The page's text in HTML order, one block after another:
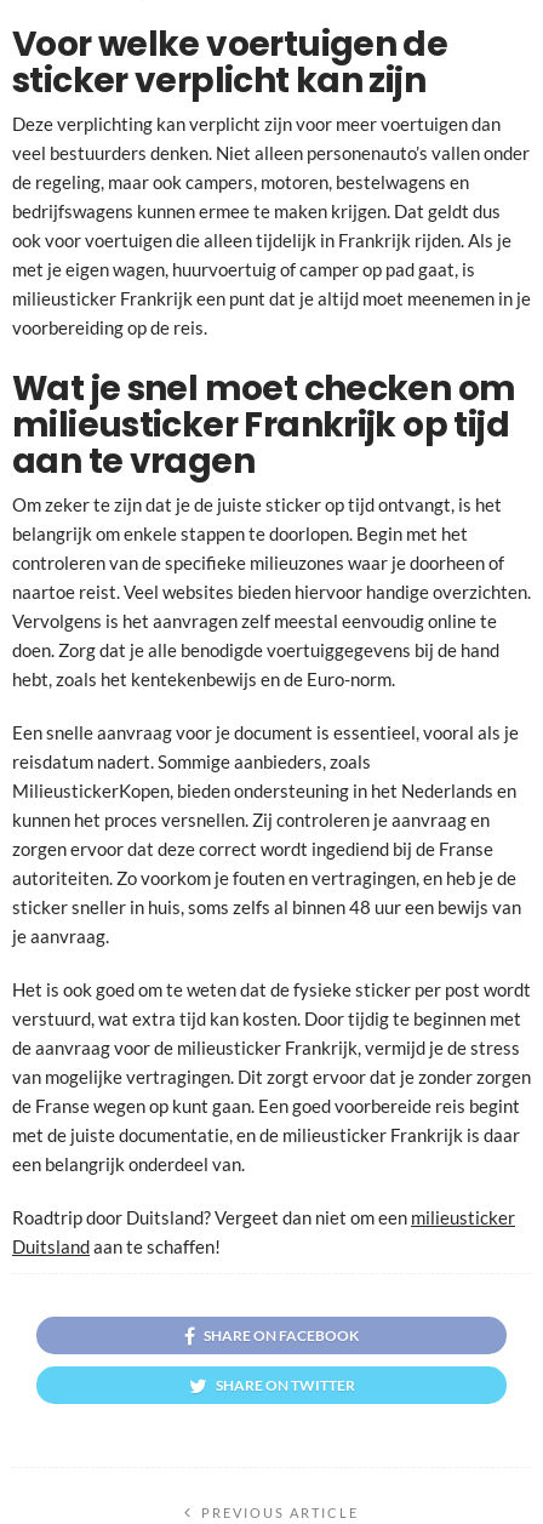
Voor welke voertuigen de
sticker verplicht kan zijn
Deze verplichting kan verplicht zijn voor meer voertuigen dan
veel bestuurders denken. Niet alleen personenauto’s vallen onder
de regeling, maar ook campers, motoren, bestelwagens en
bedrijfswagens kunnen ermee te maken krijgen. Dat geldt dus
ook voor voertuigen die alleen tijdelijk in Frankrijk rijden. Als je
met je eigen wagen, huurvoertuig of camper op pad gaat, is
milieusticker Frankrijk een punt dat je altijd moet meenemen in je
voorbereiding op de reis.
Wat je snel moet checken om
milieusticker Frankrijk op tijd
aan te vragen
Om zeker te zijn dat je de juiste sticker op tijd ontvangt, is het
belangrijk om enkele stappen te doorlopen. Begin met het
controleren van de specifieke milieuzones waar je doorheen of
naartoe reist. Veel websites bieden hiervoor handige overzichten.
Vervolgens is het aanvragen zelf meestal eenvoudig online te
doen. Zorg dat je alle benodigde voertuiggegevens bij de hand
hebt, zoals het kentekenbewijs en de Euro-norm.
Een snelle aanvraag voor je document is essentieel, vooral als je
reisdatum nadert. Sommige aanbieders, zoals
MilieustickerKopen, bieden ondersteuning in het Nederlands en
kunnen het proces versnellen. Zij controleren je aanvraag en
zorgen ervoor dat deze correct wordt ingediend bij de Franse
autoriteiten. Zo voorkom je fouten en vertragingen, en heb je de
sticker sneller in huis, soms zelfs al binnen 48 uur een bewijs van
je aanvraag.
Het is ook goed om te weten dat de fysieke sticker per post wordt
verstuurd, wat extra tijd kan kosten. Door tijdig te beginnen met
de aanvraag voor de milieusticker Frankrijk, vermijd je de stress
van mogelijke vertragingen. Dit zorgt ervoor dat je zonder zorgen
de Franse wegen op kunt gaan. Een goed voorbereide reis begint
met de juiste documentatie, en de milieusticker Frankrijk is daar
een belangrijk onderdeel van.
Roadtrip door Duitsland? Vergeet dan niet om een milieusticker
Duitslandaan te schaffen!
SHARE ON FACEBOOK
SHARE ON TWITTER
PREVIOUS ARTICLE